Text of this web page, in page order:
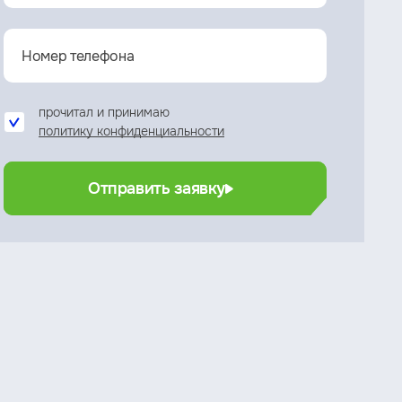
прочитал и принимаю
политику конфиденциальности
Отправить заявку